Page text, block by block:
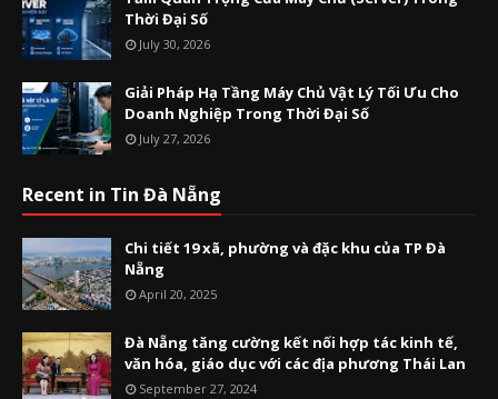
Thời Đại Số
July 30, 2026
Giải Pháp Hạ Tầng Máy Chủ Vật Lý Tối Ưu Cho
Doanh Nghiệp Trong Thời Đại Số
July 27, 2026
Recent in Tin Đà Nẵng
Chi tiết 19 xã, phường và đặc khu của TP Đà
Nẵng
April 20, 2025
Đà Nẵng tăng cường kết nối hợp tác kinh tế,
văn hóa, giáo dục với các địa phương Thái Lan
September 27, 2024